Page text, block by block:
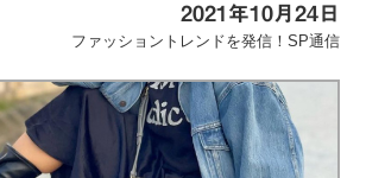
稼ぐ！バイマ実践記
ンド
2021年10月24日
ファッショントレンドを発信！SP通信